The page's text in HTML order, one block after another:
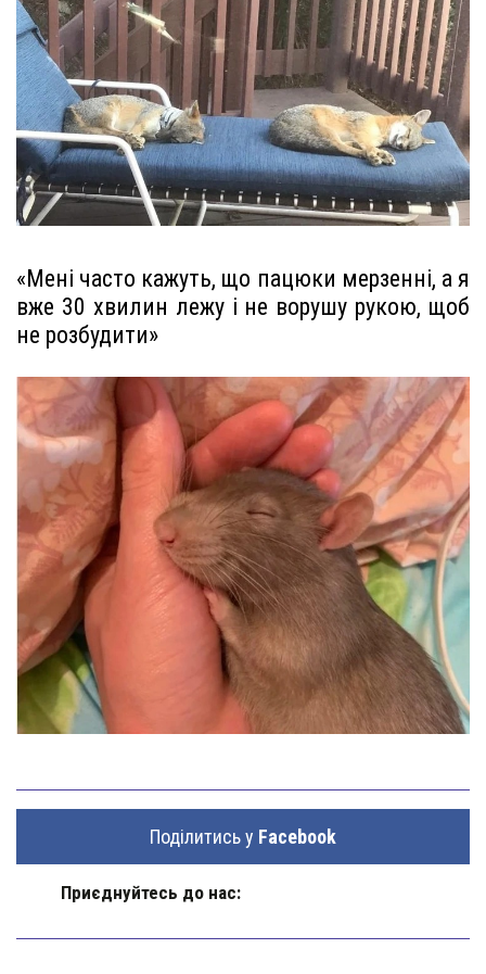
«Мені часто кажуть, що пацюки мерзенні, а я
вже 30 хвилин лежу і не ворушу рукою, щоб
не розбудити»
Поділитись у Facebook
Приєднуйтесь до нас: